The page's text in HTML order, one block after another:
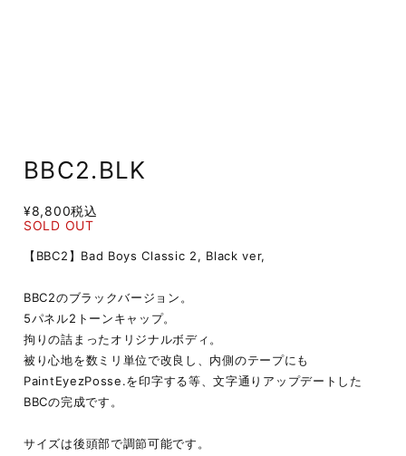
BBC2.BLK
¥8,800税込
SOLD OUT
【BBC2】Bad Boys Classic 2, Black ver,
BBC2のブラックバージョン。
5パネル2トーンキャップ。
拘りの詰まったオリジナルボディ。
被り心地を数ミリ単位で改良し、内側のテープにも
PaintEyezPosse.を印字する等、文字通りアップデートした
BBCの完成です。
サイズは後頭部で調節可能です。